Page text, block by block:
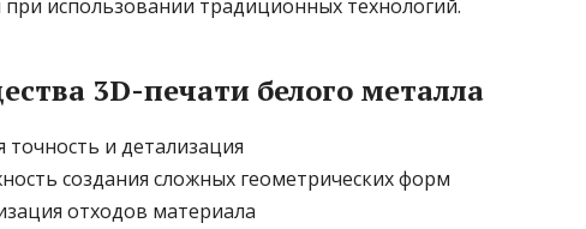
использовании традиционных технологий.
3D-печати белого металла
точность и детализация
создания сложных геометрических форм
отходов материала